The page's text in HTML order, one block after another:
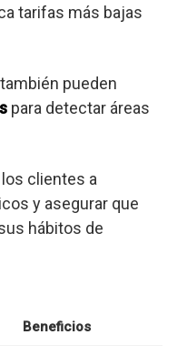
tarifas más bajas
pueden
para detectar áreas
clientes a
y asegurar que
hábitos de
Beneficios